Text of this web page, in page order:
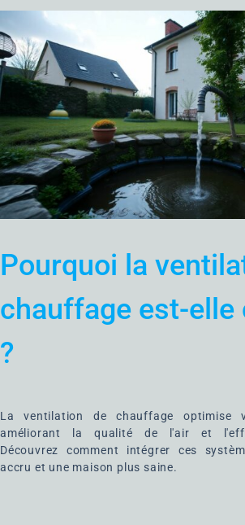
Pourquoi la
chauffage est-elle
?
La ventilation de chauffage optimise
améliorant la qualité de l'air et
Découvrez comment intégrer ces
accru et une maison plus saine.